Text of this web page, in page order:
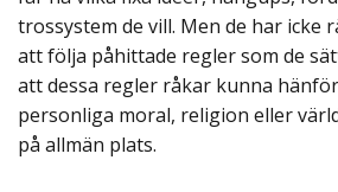
trossystem de vill. Men de har icke
att följa påhittade regler som de
att dessa regler råkar kunna
personliga moral, religion eller
på allmän plats.